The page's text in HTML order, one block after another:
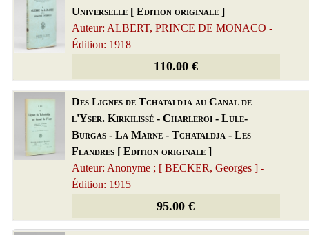
Universelle [ Edition originale ]
Auteur: ALBERT, PRINCE DE MONACO -
Édition: 1918
110.00 €
Des Lignes de Tchataldja au Canal de
l'Yser. Kirkilissé - Charleroi - Lule-
Burgas - La Marne - Tchataldja - Les
Flandres [ Edition originale ]
Auteur: Anonyme ; [ BECKER, Georges ] -
Édition: 1915
95.00 €